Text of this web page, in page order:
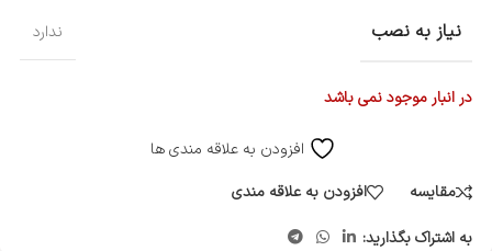
نیاز به نصب ندارد
در انبار موجود نمی باشد
افزودن به علاقه مندی ها
مقایسه
افزودن به علاقه مندی
به اشتراک بگذارید: